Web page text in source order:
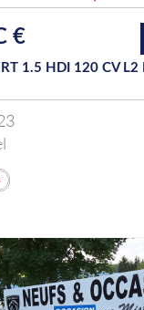
€
1.5 HDI 120 CV